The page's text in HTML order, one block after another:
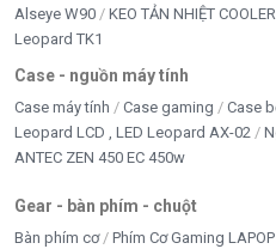
Alseye W90
KEO TẢN NHIỆT
Leopard TK1
Case - nguồn máy tính
Case máy tính Case gaming Case
Leopard LCD , LED Leopard AX-02
ANTEC ZEN 450 EC 450w
Gear - bàn phím - chuột
Bàn phím cơ Phím Cơ Gaming